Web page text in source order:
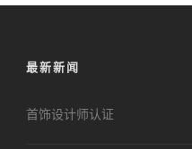
最新新闻
首饰设计师认证